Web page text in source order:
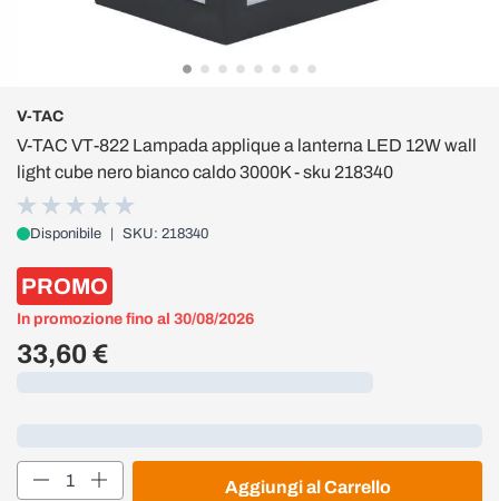
V-TAC
V-TAC VT-822 Lampada applique a lanterna LED 12W wall
light cube nero bianco caldo 3000K - sku 218340
Disponibile SKU: 218340
PROMO
In promozione fino al 30/08/2026
33,60 €
Quantità
Aggiungi al Carrello